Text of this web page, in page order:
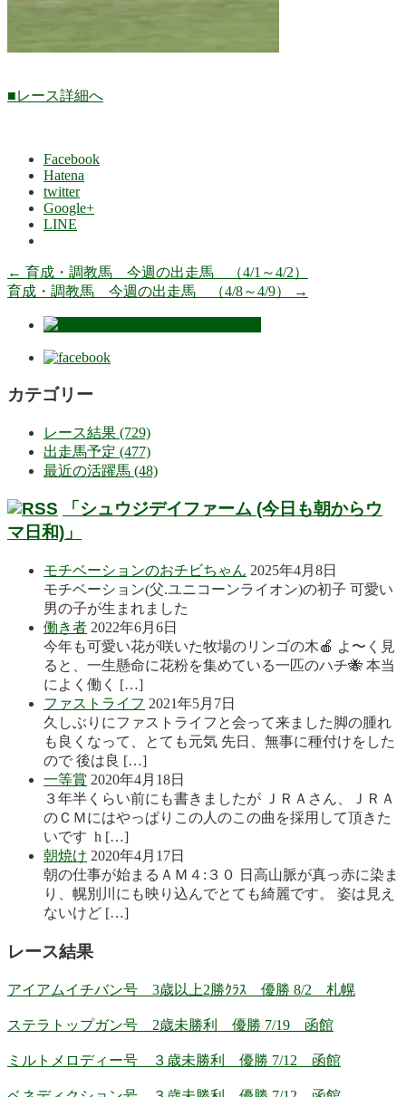
■レース詳細へ
Facebook
Hatena
twitter
Google+
LINE
← 育成・調教馬 今週の出走馬 （4/1～4/2）
育成・調教馬 今週の出走馬 （4/8～4/9）
→
カテゴリー
レース結果 (729)
出走馬予定 (477)
最近の活躍馬 (48)
「シュウジデイファーム (今日も朝からウ
マ日和)」
モチベーションのおチビちゃん 2025年4月8日
モチベーション(父.ユニコーンライオン)の初子 可愛い
男の子が生まれました
働き者 2022年6月6日
今年も可愛い花が咲いた牧場のリンゴの木🍎 よ〜く見
ると、一生懸命に花粉を集めている一匹のハチ🐝 本当
によく働く […]
ファストライフ 2021年5月7日
久しぶりにファストライフと会って来ました脚の腫れ
も良くなって、とても元気 先日、無事に種付けをした
ので 後は良 […]
一等賞 2020年4月18日
３年半くらい前にも書きましたが ＪＲＡさん、ＪＲＡ
のＣＭにはやっぱりこの人のこの曲を採用して頂きた
いです h […]
朝焼け 2020年4月17日
朝の仕事が始まるＡＭ４:３０ 日高山脈が真っ赤に染ま
り、幌別川にも映り込んでとても綺麗です。 姿は見え
ないけど […]
レース結果
アイアムイチバン号 3歳以上2勝ｸﾗｽ 優勝 8/2 札幌
ステラトップガン号 2歳未勝利 優勝 7/19 函館
ミルトメロディー号 ３歳未勝利 優勝 7/12 函館